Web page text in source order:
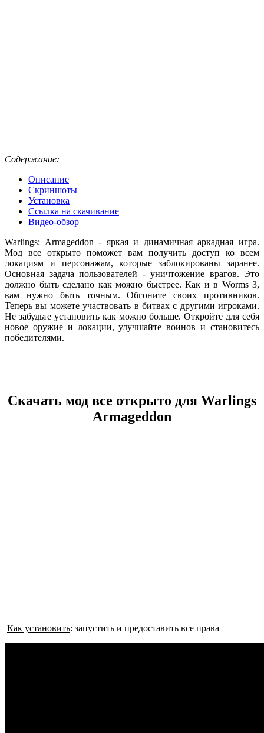
Содержание:
Описание
Скриншоты
Установка
Ссылка на скачивание
Видео-обзор
Warlings: Armageddon - яркая и динамичная аркадная игра.
Мод все открыто поможет вам получить доступ ко всем
локациям и персонажам, которые заблокированы заранее.
Основная задача пользователей - уничтожение врагов. Это
должно быть сделано как можно быстрее. Как и в Worms 3,
вам нужно быть точным. Обгоните своих противников.
Теперь вы можете участвовать в битвах с другими игроками.
Не забудьте установить как можно больше. Откройте для себя
новое оружие и локации, улучшайте воинов и становитесь
победителями.
Скачать мод все открыто для Warlings
Armageddon
Как установить: запустить и предоставить все права